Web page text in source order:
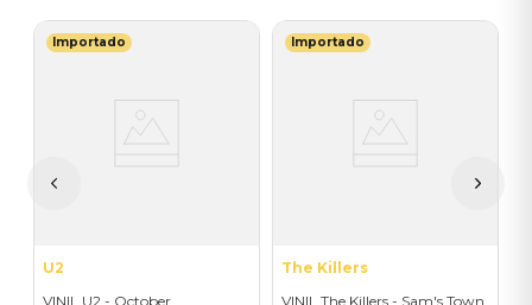
Importado
U2
VINIL U2 - October
Importado
The Killers
VINIL The Killers - Sam's Town